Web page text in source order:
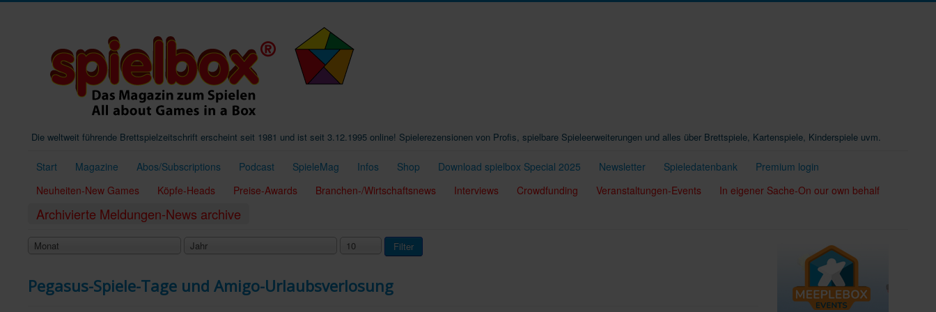
Die weltweit führende Brettspielzeitschrift erscheint seit 1981 und ist seit 3.12.1995 online! Spielerezensionen von Profis, spielbare Spieleerweiterungen und alles über Brettspiele, Kartenspiele, Kinderspiele uvm.
Start Magazine Abos/Subscriptions Podcast SpieleMag Infos Shop Download spielbox Special 2025 Newsletter Spieledatenbank
Premium login
Neuheiten-New Games
Köpfe-Heads Preise-Awards Branchen-/Wirtschaftsnews Interviews Crowdfunding Veranstaltungen-Events In eigener Sache-On our own behalf
Archivierte Meldungen-News archive
Monat Jahr 10 Filter
Pegasus-Spiele-Tage und Amigo-Urlaubsverlosung